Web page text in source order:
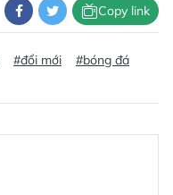
Copy link
#đổi mới #bóng đá